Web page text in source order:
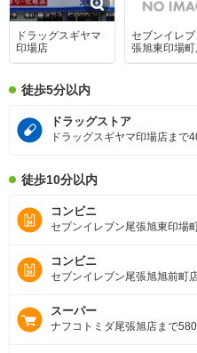
ドラッグスギヤマ
印場店
セブンイレ
張旭東印場
徒歩5分以内
ドラッグストア
ドラッグスギヤマ印場店まで
徒歩10分以内
コンビニ
セブンイレブン尾張旭東印場
コンビニ
セブンイレブン尾張旭旭前町
スーパー
ナフコトミダ尾張旭店まで